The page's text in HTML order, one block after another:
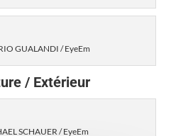
GUALANDI / EyeEm
/ Extérieur
SCHAUER / EyeEm